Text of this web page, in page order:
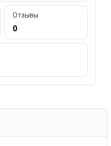
Отзывы
0